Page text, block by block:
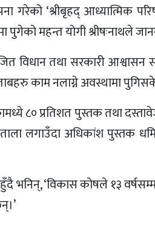
गरेको ‘श्रीबृहद् आध्यात्मिक
महन्त योगी श्रीषःनाथले
विधान तथा सरकारी
काम नलाग्ने अवस्थामा
८० प्रतिशत पुस्तक तथा
लगाउँदा अधिकांश पुस्तक
भनिन्, ‘विकास कोषले १३